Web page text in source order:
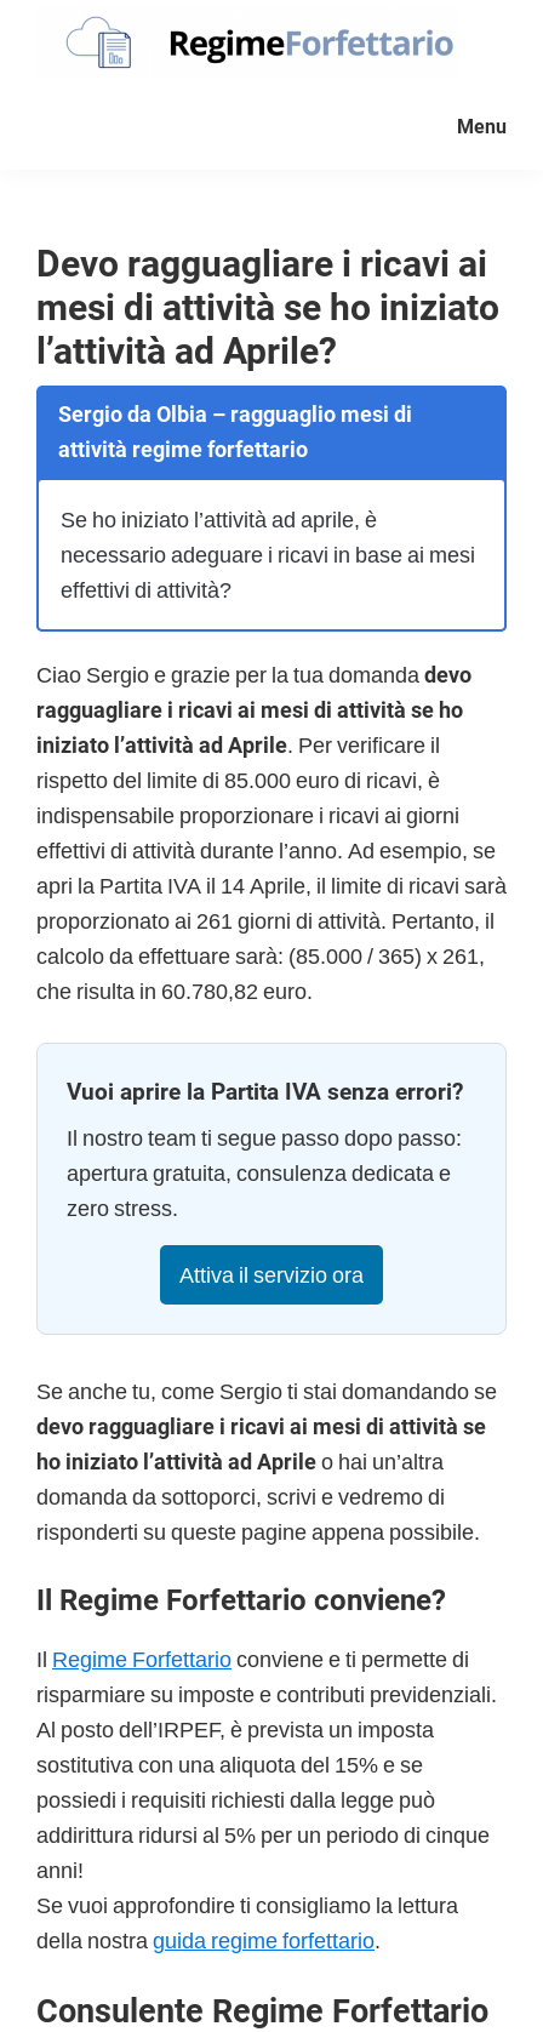
partita
Iva
forfettaria
Menu
Devo ragguagliare i ricavi ai
mesi di attività se ho iniziato
l’attività ad Aprile?
Sergio da Olbia – ragguaglio mesi di
attività regime forfettario
Se ho iniziato l’attività ad aprile, è
necessario adeguare i ricavi in base ai mesi
effettivi di attività?
Ciao Sergio e grazie per la tua domandadevo
ragguagliare i ricavi ai mesi di attività se ho
iniziato l’attività ad Aprile. Per verificare il
rispetto del limite di 85.000 euro di ricavi, è
indispensabile proporzionare i ricavi ai giorni
effettivi di attività durante l’anno. Ad esempio, se
apri la Partita IVA il 14 Aprile, il limite di ricavi sarà
proporzionato ai 261 giorni di attività. Pertanto, il
calcolo da effettuare sarà: (85.000 / 365) x 261,
che risulta in 60.780,82 euro.
Vuoi aprire la Partita IVA senza errori?
Il nostro team ti segue passo dopo passo:
apertura gratuita, consulenza dedicata e
zero stress.
Attiva il servizio ora
Se anche tu, come Sergio ti stai domandando se
devo ragguagliare i ricavi ai mesi di attività se
ho iniziato l’attività ad Aprileo hai un’altra
domanda da sottoporci, scrivi e vedremo di
risponderti su queste pagine appena possibile.
Il Regime Forfettario conviene?
Il Regime Forfettarioconviene e ti permette di
risparmiare su imposte e contributi previdenziali.
Al posto dell’IRPEF, è prevista un imposta
sostitutiva con una aliquota del 15% e se
possiedi i requisiti richiesti dalla legge può
addirittura ridursi al 5% per un periodo di cinque
anni!
Se vuoi approfondire ti consigliamo la lettura
della nostra guida regime forfettario.
Consulente Regime Forfettario